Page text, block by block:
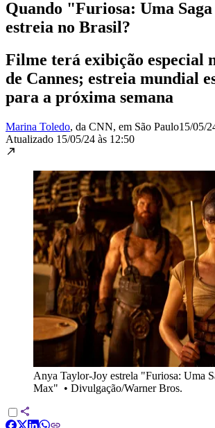
Quando "Furiosa: Uma
estreia no Brasil?
Filme terá exibição especial
de Cannes; estreia mundial
para a próxima semana
Marina Toledo, da CNN, em São Paulo15/05/
Atualizado 15/05/24 às 12:50
Anya Taylor-Joy estrela "Furiosa: Uma
Max" • Divulgação/Warner Bros.